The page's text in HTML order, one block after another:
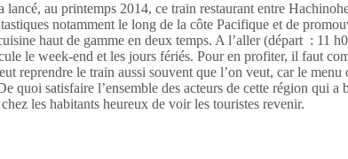
au printemps 2014, ce train restaurant entre
notamment le long de la côte Pacifique et de
haut de gamme en deux temps. A l’aller (départ : 11
le week-end et les jours fériés. Pour en profiter, il faut
reprendre le train aussi souvent que l’on veut, car le
quoi satisfaire l’ensemble des acteurs de cette région qui
les habitants heureux de voir les touristes revenir.